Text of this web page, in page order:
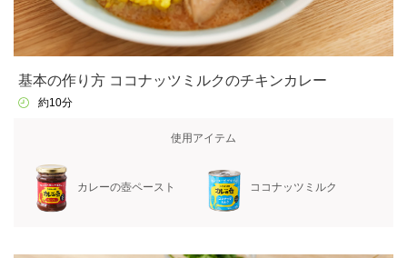
基本の作り方 ココナッツミルクのチキンカレー
約10分
使用アイテム
カレーの壺ペースト ココナッツミルク